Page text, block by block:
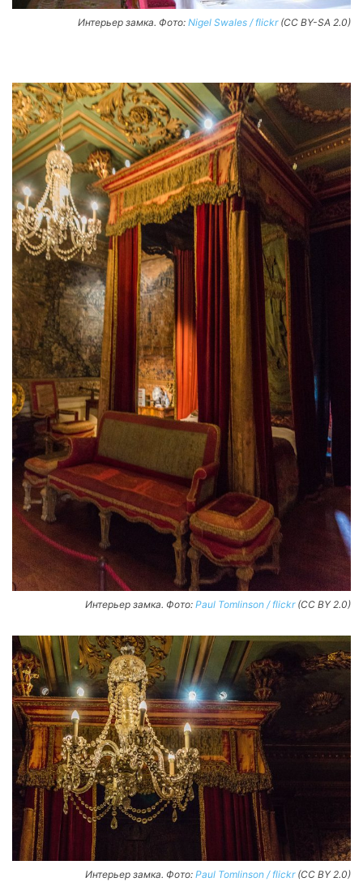
Интерьер замка. Фото: Nigel Swales / flickr(CC BY-SA 2.0)
Интерьер замка. Фото: Paul Tomlinson / flickr(CC BY 2.0)
Интерьер замка. Фото: Paul Tomlinson / flickr(CC BY 2.0)